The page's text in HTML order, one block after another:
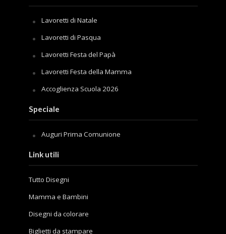
Lavoretti di Natale
Lavoretti di Pasqua
Lavoretti Festa del Papà
Lavoretti Festa della Mamma
Accoglienza Scuola 2026
Speciale
Auguri Prima Comunione
Link utili
Tutto Disegni
Mamma e Bambini
Disegni da colorare
Biglietti da stampare